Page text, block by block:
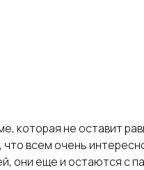
которая не оставит
всем очень
они еще и остаются с